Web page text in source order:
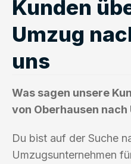
Kunden
Umzug
uns
Was sagen unsere
von Oberhausen nach
Du bist auf der Suche
Umzugsunternehmen